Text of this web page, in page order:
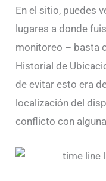
En el sitio, puedes
lugares a donde
monitoreo – basta
Historial de
de evitar esto era
localización del
conflicto con